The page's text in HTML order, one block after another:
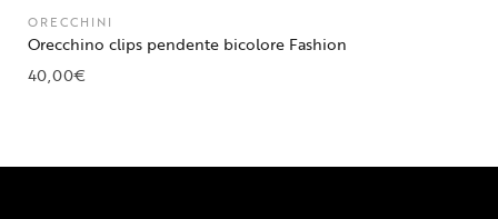
ORECCHINI
Orecchino clips pendente bicolore Fashion
40,00€